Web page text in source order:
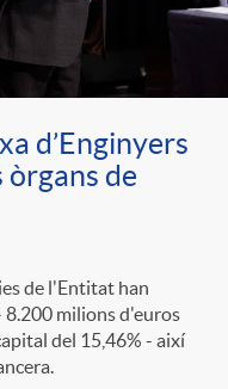
d’Enginyers
òrgans de
de l'Entitat han
8.200 milions d'euros
del 15,46% - així